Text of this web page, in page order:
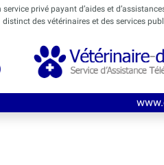
service privé payant d’aides et
distinct des vétérinaires et des services
www.conseil-